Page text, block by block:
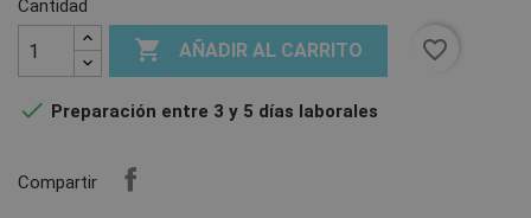
Cantidad
 AÑADIR AL CARRITO favorite_border
 Preparación entre 3 y 5 días laborales
Compartir